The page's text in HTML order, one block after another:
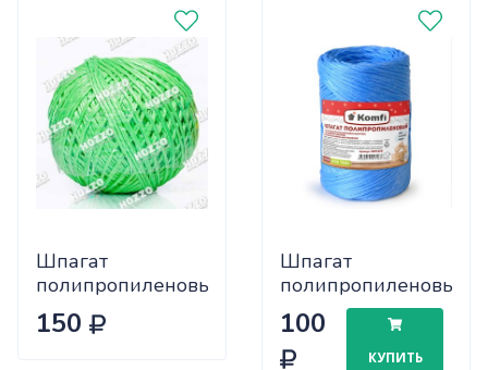
Шпагат
полипропиленовый
зеленый 200м
(клубок) х30
150
Шпагат
полипропиленовый,
100 м, 1000 текс,
синий, Komfi
100
КУПИТЬ